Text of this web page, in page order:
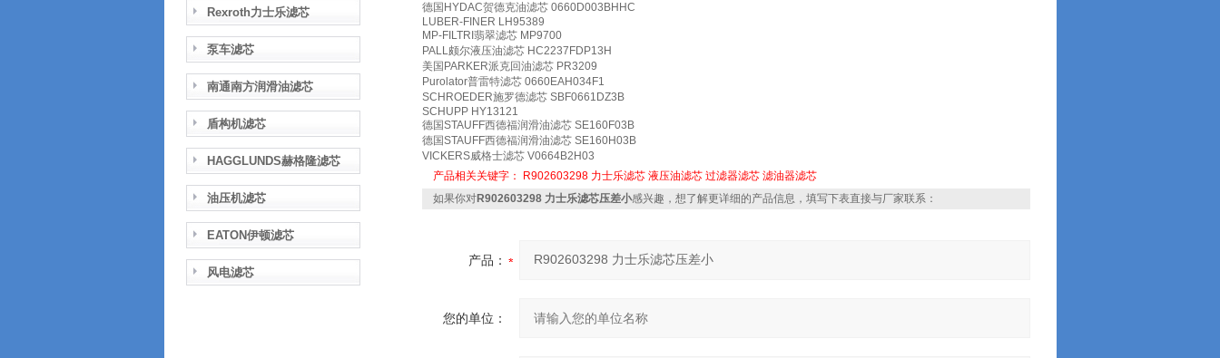
Rexroth力士乐滤芯
泵车滤芯
南通南方润滑油滤芯
盾构机滤芯
HAGGLUNDS赫格隆滤芯
油压机滤芯
EATON伊顿滤芯
风电滤芯
德国HYDAC贺德克油滤芯 0660D003BHHC
LUBER-FINER LH95389
MP-FILTRI翡翠滤芯 MP9700
PALL颇尔液压油滤芯 HC2237FDP13H
美国PARKER派克回油滤芯 PR3209
Purolator普雷特滤芯 0660EAH034F1
SCHROEDER施罗德滤芯 SBF0661DZ3B
SCHUPP HY13121
德国STAUFF西德福润滑油滤芯 SE160F03B
德国STAUFF西德福润滑油滤芯 SE160H03B
VICKERS威格士滤芯 V0664B2H03
产品相关关键字：
R902603298 力士乐滤芯 液压油滤芯 过滤器滤芯 滤油器滤芯
如果你对R902603298 力士乐滤芯压差小感兴趣，想了解更详细的产品信息，填写下表直接与厂家联系：
产品：
您的单位：